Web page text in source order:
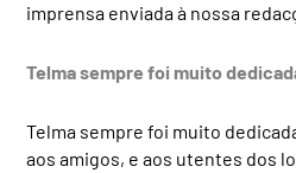
imprensa enviada à nossa
Telma sempre foi muito
Telma sempre foi muito
aos amigos, e aos utentes dos